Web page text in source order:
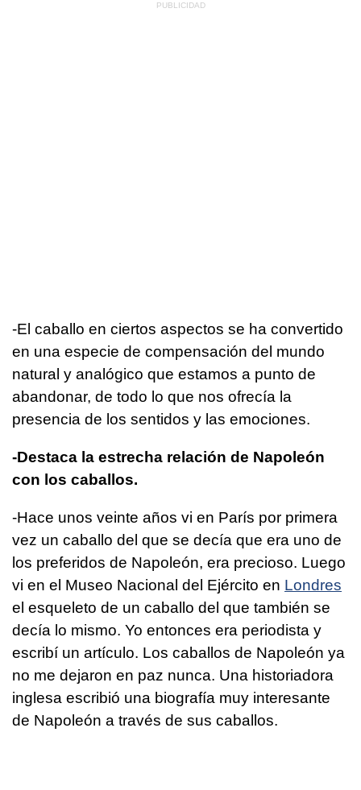
-El caballo en ciertos aspectos se ha convertido
en una especie de compensación del mundo
natural y analógico que estamos a punto de
abandonar, de todo lo que nos ofrecía la
presencia de los sentidos y las emociones.
-Destaca la estrecha relación de Napoleón
con los caballos.
-Hace unos veinte años vi en París por primera
vez un caballo del que se decía que era uno de
los preferidos de Napoleón, era precioso. Luego
vi en el Museo Nacional del Ejército en Londres
el esqueleto de un caballo del que también se
decía lo mismo. Yo entonces era periodista y
escribí un artículo. Los caballos de Napoleón ya
no me dejaron en paz nunca. Una historiadora
inglesa escribió una biografía muy interesante
de Napoleón a través de sus caballos.